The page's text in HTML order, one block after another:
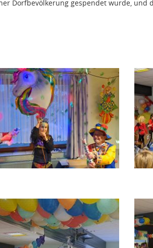
Dorfbevölkerung gespendet wurde,